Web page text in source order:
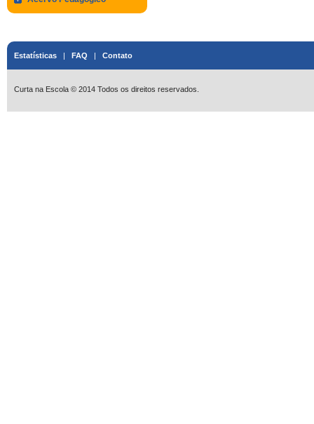
Estatísticas | FAQ | Contato
Curta na Escola © 2014 Todos os direitos reservados.